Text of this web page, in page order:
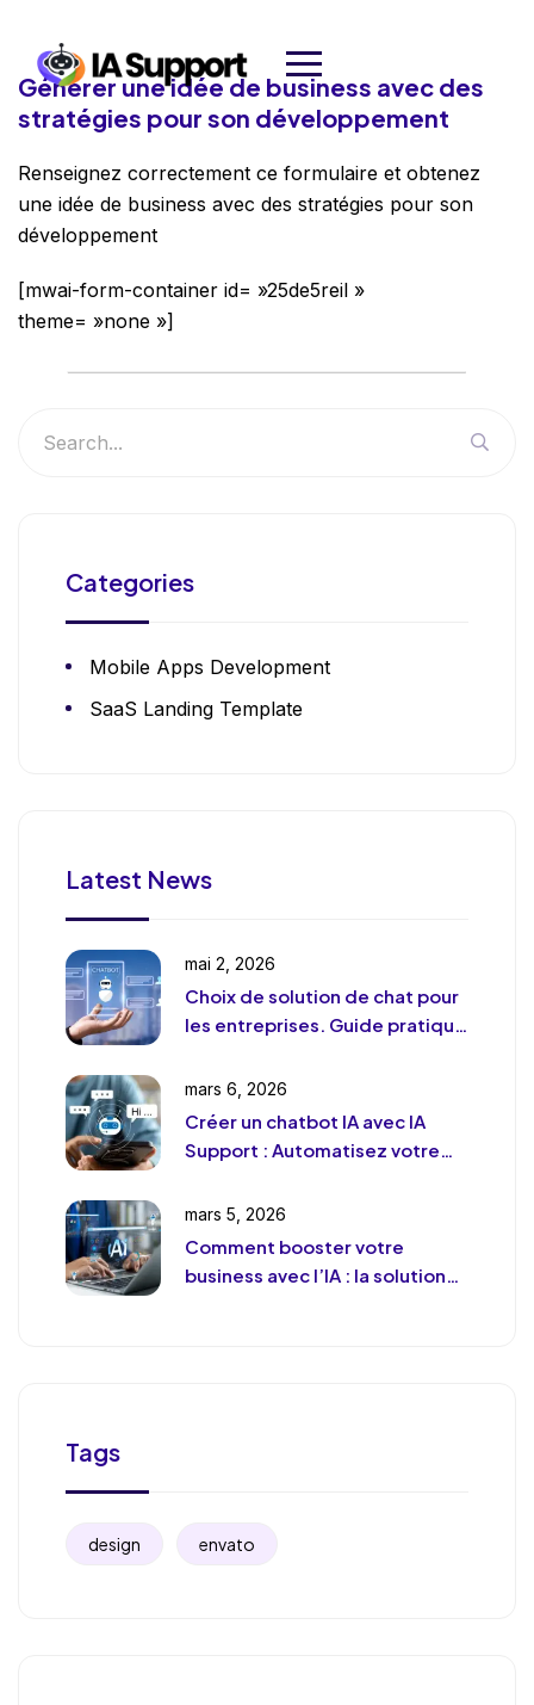
Générer une idée de business avec des
stratégies pour son développement
Renseignez correctement ce formulaire et obtenez
une idée de business avec des stratégies pour son
développement
[mwai-form-container id= »25de5reil »
theme= »none »]
Categories
Mobile Apps Development
SaaS Landing Template
Latest News
mai 2, 2026
Choix de solution de chat pour
les entreprises. Guide pratique
mars 6, 2026
Créer un chatbot IA avec IA
Support : Automatisez votre
déshumaniser)
mars 5, 2026
Comment booster votre
business avec l’IA : la solution
Tags
design envato